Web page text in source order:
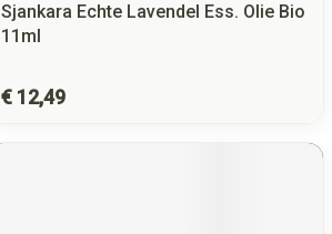
Sjankara Echte Lavendel Ess. Olie Bio
11ml
€ 12,49